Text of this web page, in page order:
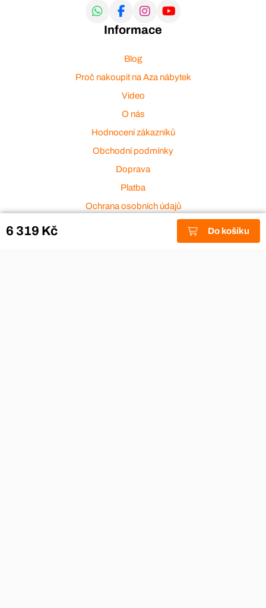
6 319 Kč Do košíku
Informace
Blog
Proč nakoupit na Aza nábytek
Video
O nás
Hodnocení zákazníků
Obchodní podmínky
Doprava
Platba
Ochrana osobních údajů
Zákaznický servis